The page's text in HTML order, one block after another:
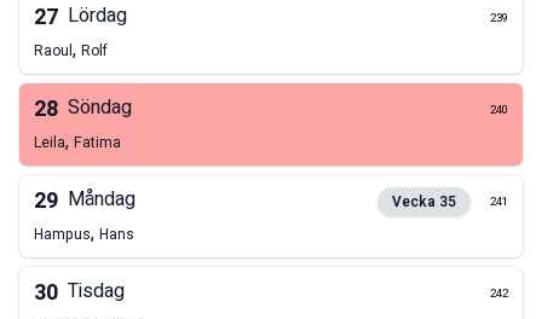
27 Lördag 239
Raoul, Rolf
28 Söndag 240
Leila, Fatima
29 Måndag Vecka 35 241
Hampus, Hans
30 Tisdag 242